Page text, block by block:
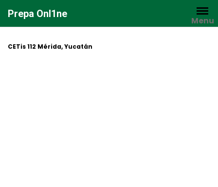
contenido
Prepa Onl1ne
Menu
CETis 112 Mérida, Yucatán